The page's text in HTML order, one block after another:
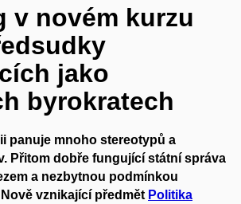
v novém kurzu
jako
byrokratech
panuje mnoho stereotypů a
Přitom dobře fungující státní správa
a nezbytnou podmínkou
vznikající předmět Politika